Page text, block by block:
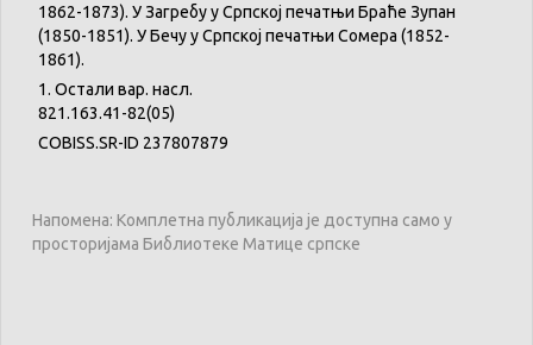
1862-1873). У Загребу у Српској печатњи Браће Зупан
(1850-1851). У Бечу у Српској печатњи Сомера (1852-
1861).
1. Остали вар. насл.
821.163.41-82(05)
COBISS.SR-ID 237807879
Напомена: Комплетна публикација је доступна само у
просторијама Библиотеке Матице српске